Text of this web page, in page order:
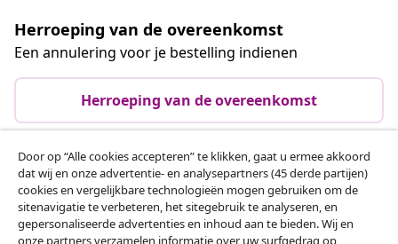
Herroeping van de overeenkomst
Een annulering voor je bestelling indienen
Herroeping van de overeenkomst
Klantenservice
Zakelijk
Door op “Alle cookies accepteren” te klikken, gaat u ermee akkoord
dat wij en onze advertentie- en analysepartners (45 derde partijen)
cookies en vergelijkbare technologieën mogen gebruiken om de
sitenavigatie te verbeteren, het sitegebruik te analyseren, en
gepersonaliseerde advertenties en inhoud aan te bieden. Wij en
onze partners verzamelen informatie over uw surfgedrag op